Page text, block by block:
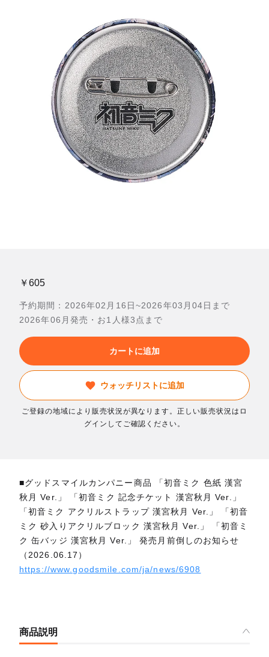
￥605
予約期間：2026年02月16日~2026年03月04日まで
2026年06月発売・お1人様3点まで
カートに追加
ウォッチリストに追加
ご登録の地域により販売状況が異なります。正しい販売状況はロ
グインしてご確認ください。
■グッドスマイルカンパニー商品 「初音ミク 色紙 漢宮
秋月 Ver.」 「初音ミク 記念チケット 漢宮秋月 Ver.」
「初音ミク アクリルストラップ 漢宮秋月 Ver.」 「初音
ミク 砂入りアクリルブロック 漢宮秋月 Ver.」 「初音ミ
ク 缶バッジ 漢宮秋月 Ver.」 発売月前倒しのお知らせ
（2026.06.17）
https://www.goodsmile.com/ja/news/6908
商品説明